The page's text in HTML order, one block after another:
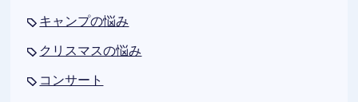
キャンプの悩み
クリスマスの悩み
コンサート